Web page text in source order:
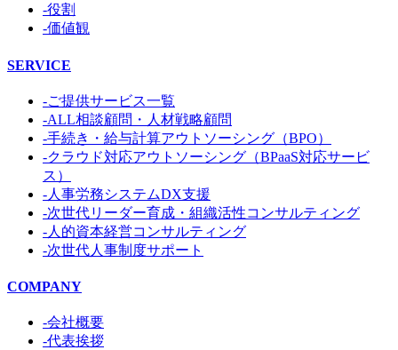
-役割
-価値観
SERVICE
-ご提供サービス一覧
-ALL相談顧問・人材戦略顧問
-手続き・給与計算アウトソーシング（BPO）
-クラウド対応アウトソーシング（BPaaS対応サービ
ス）
-人事労務システムDX支援
-次世代リーダー育成・組織活性コンサルティング
-人的資本経営コンサルティング
-次世代人事制度サポート
COMPANY
-会社概要
-代表挨拶